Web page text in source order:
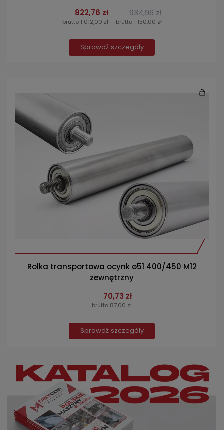
822,76 zł
brutto 1 012,00 zł
934,96 zł
brutto 1 150,00 zł
Sprawdź szczegóły
Rolka transportowa ocynk ø51 400/450 M12
zewnętrzny
70,73 zł
brutto 87,00 zł
Sprawdź szczegóły